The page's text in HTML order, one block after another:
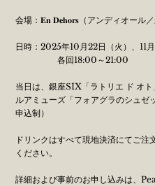
会場：𝐄𝐧 𝐃𝐞𝐡𝐨𝐫𝐬（アンディオール／
日時：2025年10月22日（火）、11
各回18:00～21:00
当日は、銀座SIX「ラトリエ ド オ
ルアミューズ「フォアグラのシュゼ
申込制）
ドリンクはすべて現地決済にてご注
ください。
詳細および事前のお申し込みは、